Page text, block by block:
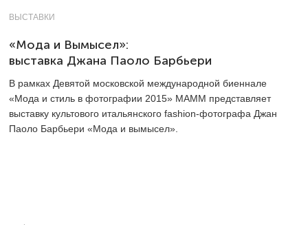
ВЫСТАВКИ
«Мода и Вымысел»:
выставка Джана Паоло Барбьери
В рамках Девятой московской международной биеннале
«Мода и стиль в фотографии 2015» МАММ представляет
выставку культового итальянского fashion-фотографа Джан
Паоло Барбьери «Мода и вымысел».